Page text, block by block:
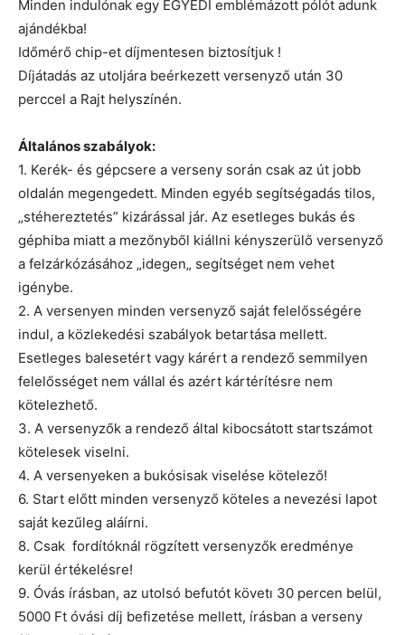
Minden indulónak egy EGYEDI emblémázott pólót adunk
ajándékba!
Időmérő chip-et díjmentesen biztosítjuk !
Díjátadás az utoljára beérkezett versenyző után 30
perccel a Rajt helyszínén.
Általános szabályok:
1. Kerék- és gépcsere a verseny során csak az út jobb
oldalán megengedett. Minden egyéb segítségadás tilos,
„stéhereztetés” kizárással jár. Az esetleges bukás és
géphiba miatt a mezőnyből kiállni kényszerülő versenyző
a felzárkózásához „idegen„ segítséget nem vehet
igénybe.
2. A versenyen minden versenyző saját felelősségére
indul, a közlekedési szabályok betartása mellett.
Esetleges balesetért vagy kárért a rendező semmilyen
felelősséget nem vállal és azért kártérítésre nem
kötelezhető.
3. A versenyzők a rendező által kibocsátott startszámot
kötelesek viselni.
4. A versenyeken a bukósisak viselése kötelező!
6. Start előtt minden versenyző köteles a nevezési lapot
saját kezűleg aláírni.
8. Csak fordítóknál rögzített versenyzők eredménye
kerül értékelésre!
9. Óvás írásban, az utolsó befutót követı 30 percen belül,
5000 Ft óvási díj befizetése mellett, írásban a verseny